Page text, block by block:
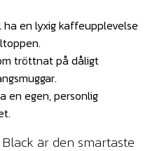
en lyxig kaffeupplevelse
tröttnat på dåligt
en egen, personlig
är den smartaste